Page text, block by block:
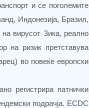
и се поголемите
Индонезија, Бразил,
вирусот Зика, реално
на ризик претставува
во повеќе европски
регистрира патнички
подрачја. ECDC